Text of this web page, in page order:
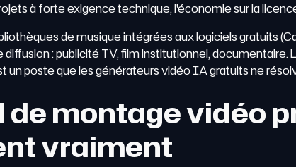
à forte exigence technique, l'économie sur la
de musique intégrées aux logiciels gratuits
diffusion : publicité TV, film institutionnel,
un poste que les générateurs vidéo IA gratuits ne
de montage vidéo
vraiment